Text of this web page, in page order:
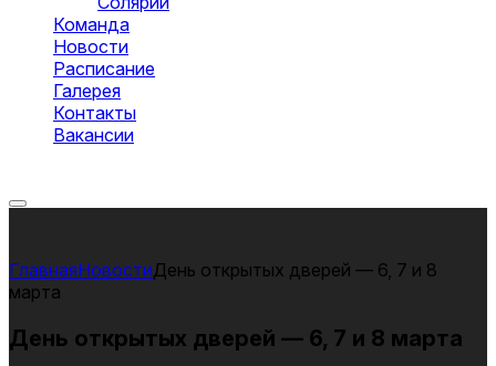
Команда
Новости
Расписание
Галерея
Контакты
Вакансии
НовостиДень открытых дверей — 6, 7 и 8
марта
День открытых дверей — 6, 7 и 8 марта